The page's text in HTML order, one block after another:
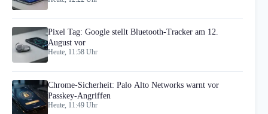
Pixel Tag: Google stellt Bluetooth-Tracker am 12.
August vor
Heute, 11:58 Uhr
Chrome-Sicherheit: Palo Alto Networks warnt vor
Passkey-Angriffen
Heute, 11:49 Uhr